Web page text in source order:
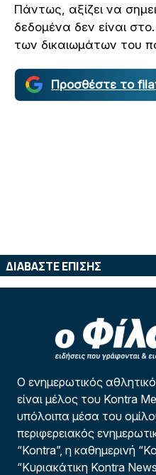
Πάντως, αξίζει να
δεδομένα δεν είναι
των δικαιωμάτων του
Προσθέστε το
ΔΙΑΒΑΣΤΕ ΕΠΙΣΗΣ
Ο ενημερωτικός
είναι μέλος του Kontra
υπόλοιπα μέσα του
περιφερειακός
“Kontra”, η καθημερινή
“Κυριακάτικη Kontra